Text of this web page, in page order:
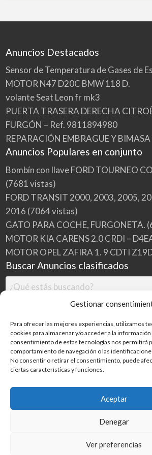
Gestionar
Para ofrecer las mejores experiencias, utilizamos
cookies para almacenar y/o acceder a la
consentimiento de estas tecnologías nos permitirá
comportamiento de navegación o las
No consentir o retirar el consentimiento, puede
ciertas características y funciones.
Aceptar
Denegar
Ver preferencias
Anuncios Destacados
Sensor de Temperatura de Gases de
MOTOR N47 D20C BMW 118 D.
volante Seat Leon fr mk3
PUERTA TRASERA DERECHA
FURGÓN – Ref. 9811894980
REPARACIÓN EMBRAGUE Y
Anuncios Populares en conjunto
Bombín con llave FORD TOURNEO
(7681 vistas)
FORD TRANSIT 2000, 2003, 2005,
2016 (7064 vistas)
GATO PARA COCHE, FURGONETA.
MOTOR KIA CARENS 2.0 CRDI –
MOTOR OPEL ZAFIRA 1. 9 CDTI
Buscar Anuncios clasificados